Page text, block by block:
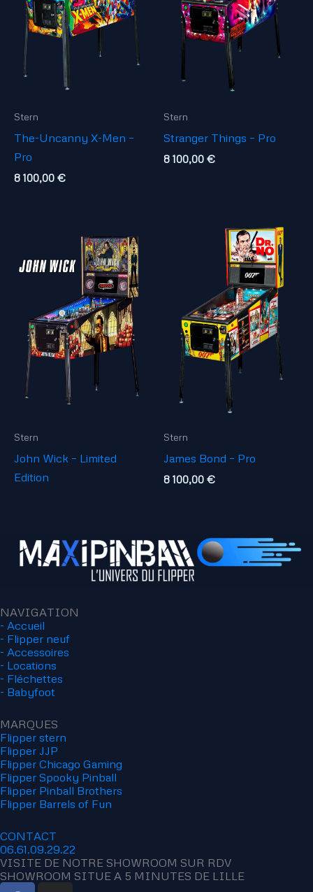
Stern
The-Uncanny X-Men –
Pro
8 100,00 €
Stern
Stranger Things – Pro
8 100,00 €
Stern
John Wick – Limited
Edition
Stern
James Bond – Pro
8 100,00 €
NAVIGATION
- Accueil
- Flipper neuf
- Accessoires
- Locations
- Fléchettes
- Babyfoot
MARQUES
Flipper stern
Flipper JJP
Flipper Chicago Gaming
Flipper Spooky Pinball
Flipper Pinball Brothers
Flipper Barrels of Fun
CONTACT
06.61.09.29.22
VISITE DE NOTRE SHOWROOM SUR RDV
SHOWROOM SITUE A 5 MINUTES DE LILLE